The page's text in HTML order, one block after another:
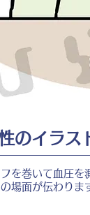
のイラス
を巻いて血圧
場面が伝わり